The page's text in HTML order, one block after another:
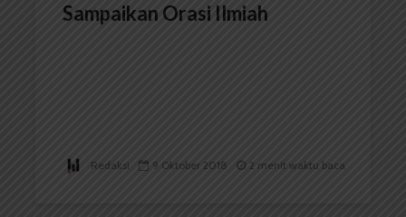
Sampaikan Orasi Ilmiah
Redaksi 9 Oktober 2018 2 menit waktu baca